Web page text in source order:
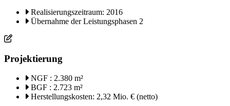
Realisierungszeitraum: 2016
Übernahme der Leistungsphasen 2
Projektierung
NGF : 2.380 m²
BGF : 2.723 m²
Herstellungskosten: 2,32 Mio. € (netto)